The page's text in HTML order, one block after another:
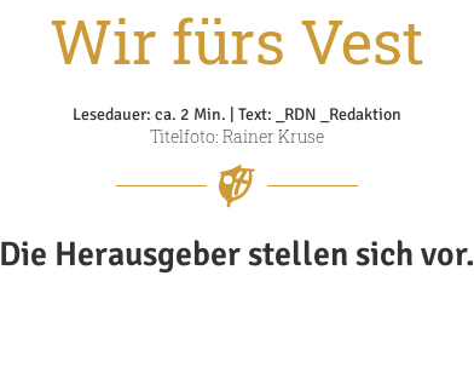
Wir fürs Vest
Lesedauer: ca. 2 Min. | Text: _RDN _Redaktion
Titelfoto: Rainer Kruse
Die Herausgeber stellen sich vor.